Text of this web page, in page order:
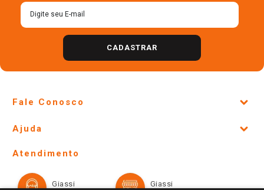
CADASTRAR
Fale Conosco
Lojas Físicas e Horários
Ofertas
Televendas
Ajuda
Formas de Pagamento
Atendimento
Giassi
Giassi